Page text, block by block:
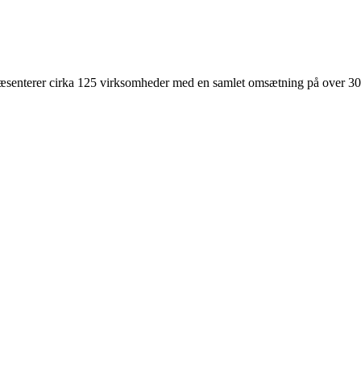
cirka 125 virksomheder med en samlet omsætning på over